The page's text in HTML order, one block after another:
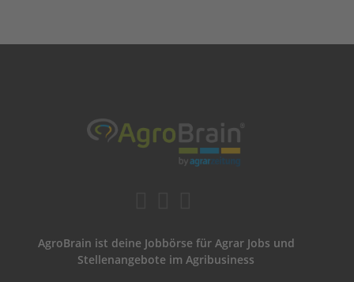
AgroBrain ist deine Jobbörse für Agrar Jobs und
Stellenangebote im Agribusiness